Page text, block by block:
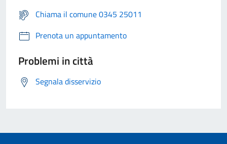
Chiama il comune 0345 25011
Prenota un appuntamento
Problemi in città
Segnala disservizio